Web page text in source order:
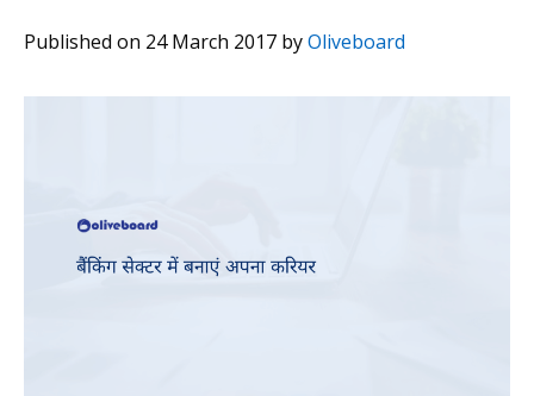
Published on 24 March 2017 byOliveboard